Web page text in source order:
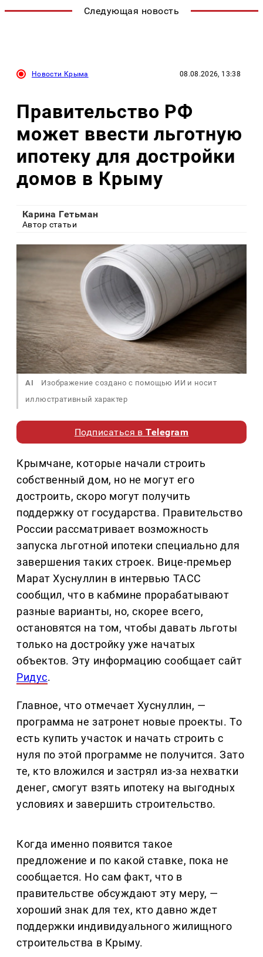
Следующая новость
Новости Крыма 08.08.2026, 13:38
Правительство РФ
может ввести льготную
ипотеку для достройки
домов в Крыму
Карина Гетьман
Автор статьи
AI
Изображение создано с помощью ИИ и носит
иллюстративный характер
Подписаться вTelegram
Крымчане, которые начали строить
собственный дом, но не могут его
достроить, скоро могут получить
поддержку от государства. Правительство
России рассматривает возможность
запуска льготной ипотеки специально для
завершения таких строек. Вице-премьер
Марат Хуснуллин в интервью ТАСС
сообщил, что в кабмине прорабатывают
разные варианты, но, скорее всего,
остановятся на том, чтобы давать льготы
только на достройку уже начатых
объектов. Эту информацию сообщает сайт
Ридус.
Главное, что отмечает Хуснуллин, —
программа не затронет новые проекты. То
есть купить участок и начать строить с
нуля по этой программе не получится. Зато
те, кто вложился и застрял из-за нехватки
денег, смогут взять ипотеку на выгодных
условиях и завершить строительство.
Когда именно появится такое
предложение и по какой ставке, пока не
сообщается. Но сам факт, что в
правительстве обсуждают эту меру, —
хороший знак для тех, кто давно ждет
поддержки индивидуального жилищного
строительства в Крыму.